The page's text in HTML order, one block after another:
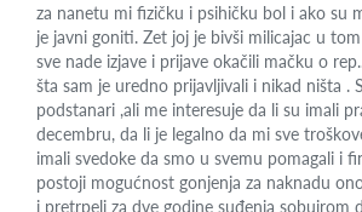
za nanetu mi fizičku i psihičku bol i ako su
je javni goniti. Zet joj je bivši milicajac u
sve nade izjave i prijave okačili mačku o
šta sam je uredno prijavljivali i nikad ništa .
podstanari ,ali me interesuje da li su imali
decembru, da li je legalno da mi sve
imali svedoke da smo u svemu pomagali i
postoji mogućnost gonjenja za naknadu
i pretrpeli za dve godine suđenja sobuirom